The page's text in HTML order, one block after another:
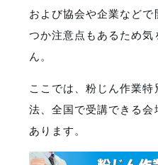
および協会や企業などで
つか注意点もあるため
ん。
ここでは、粉じん作業
法、全国で受講できる
あります。